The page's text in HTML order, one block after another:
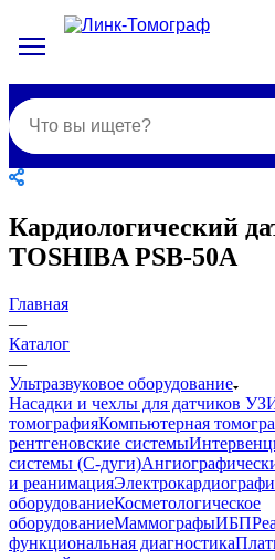
Кардиологический
TOSHIBA PSB-50A
Главная
—
Каталог
—
Ультразвуковое оборудование
Насадки и чехлы для датчиков
томографияКомпьютерная
рентгеновские системы
системы (С-дуги)
и реанимация
оборудованиеКосметологическое
оборудованиеМаммографыИБП
функциональная диагностика